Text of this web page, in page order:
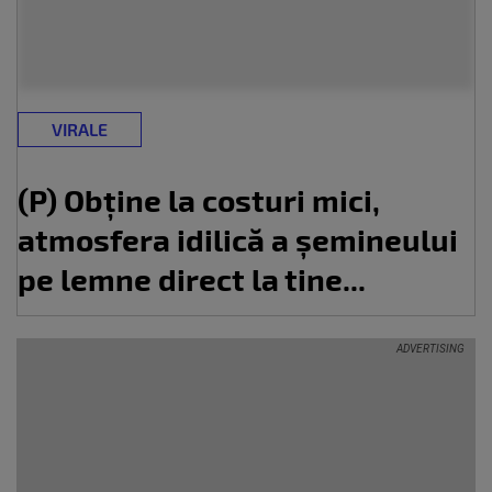
VIRALE
(P) Obține la costuri mici,
atmosfera idilică a șemineului
pe lemne direct la tine...